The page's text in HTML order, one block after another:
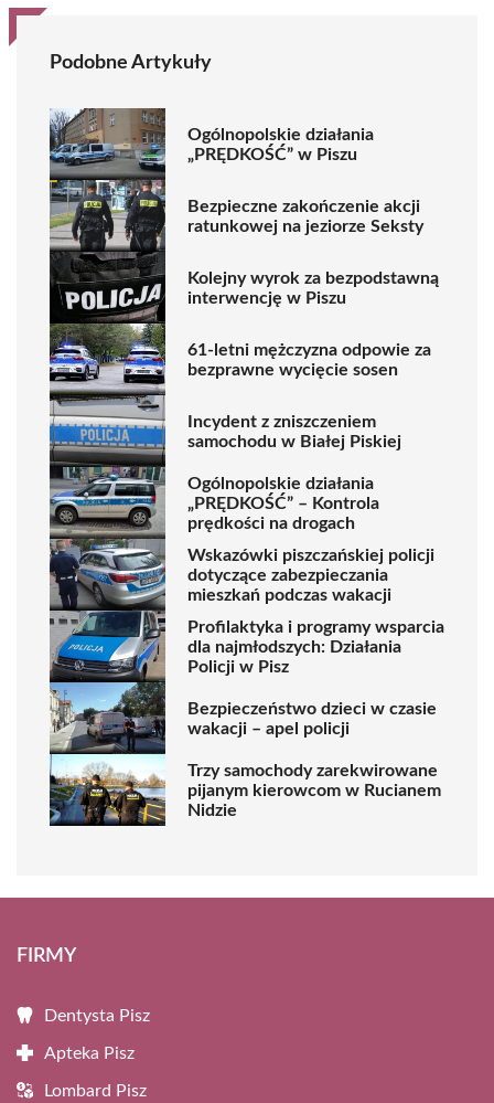
Podobne Artykuły
Ogólnopolskie działania
„PRĘDKOŚĆ” w Piszu
Bezpieczne zakończenie akcji
ratunkowej na jeziorze Seksty
Kolejny wyrok za bezpodstawną
interwencję w Piszu
61-letni mężczyzna odpowie za
bezprawne wycięcie sosen
Incydent z zniszczeniem
samochodu w Białej Piskiej
Ogólnopolskie działania
„PRĘDKOŚĆ” – Kontrola
prędkości na drogach
Wskazówki piszczańskiej policji
dotyczące zabezpieczania
mieszkań podczas wakacji
Profilaktyka i programy wsparcia
dla najmłodszych: Działania
Policji w Pisz
Bezpieczeństwo dzieci w czasie
wakacji – apel policji
Trzy samochody zarekwirowane
pijanym kierowcom w Rucianem
Nidzie
FIRMY
Dentysta Pisz
Apteka Pisz
Lombard Pisz